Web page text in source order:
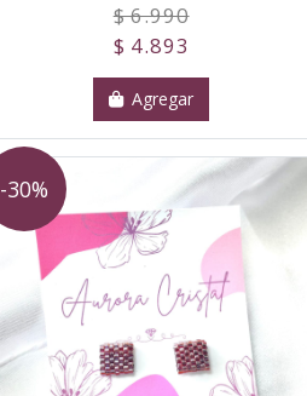
$ 6.990
$ 4.893
Agregar
-30%